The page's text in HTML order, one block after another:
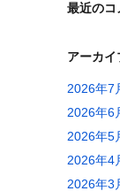
最近のコ
アーカイ
2026年7
2026年6
2026年5
2026年4
2026年3